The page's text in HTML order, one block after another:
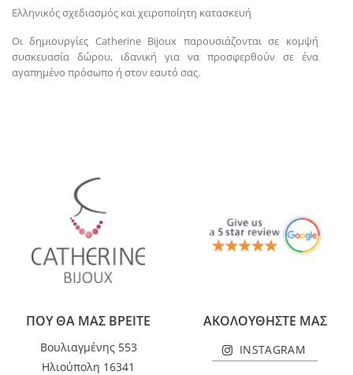
Ελληνικός σχεδιασμός και χειροποίητη κατασκευή
Οι δημιουργίες Catherine Bijoux παρουσιάζονται σε κομψή
συσκευασία δώρου, ιδανική για να προσφερθούν σε ένα
αγαπημένο πρόσωπο ή στον εαυτό σας.
ΠΟΥ ΘΑ ΜΑΣ ΒΡΕΙΤΕ
Βουλιαγμένης 553
Ηλιούπολη 16341
ΑΚΟΛΟΥΘΗΣΤΕ ΜΑΣ
INSTAGRAM